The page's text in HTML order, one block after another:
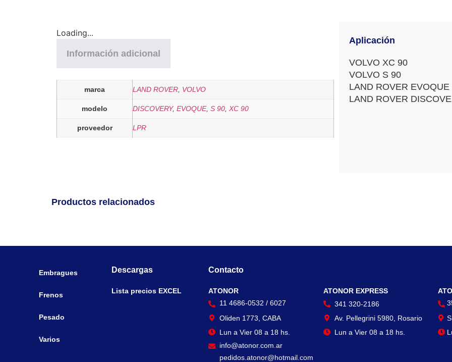
Loading...
Información adicional
marca LAND ROVER, VOLVO
modelo DISCOVERY, EVOQUE, S 90, XC 90
proveedor LPR
Aplicación
VOLVO XC 90
VOLVO S 90
LAND ROVER EVOQUE
LAND ROVER
Productos relacionados
Embragues
Frenos
Pesado
Varios
Descargas
Lista precios EXCEL
Contacto
ATONOR
11 4686-0532 / 6027
Oliden 1773, CABA
Lun a Vier 08 a 18 hs.
info@atonor.com.ar
pedidos.atonor@hotmail.com
ATONOR EXPRESS
341 320-2186
Av. Pellegrini 5980, Rosario
Lun a Vier 08 a 18 hs.